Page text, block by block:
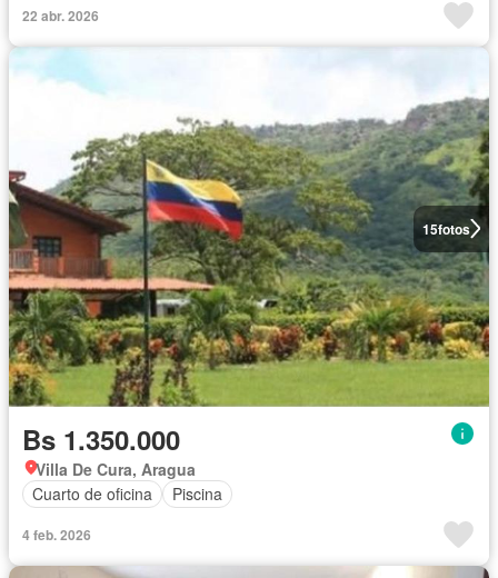
22 abr. 2026
15fotos
Bs 1.350.000
Villa De Cura, Aragua
Cuarto de oficina
Piscina
4 feb. 2026